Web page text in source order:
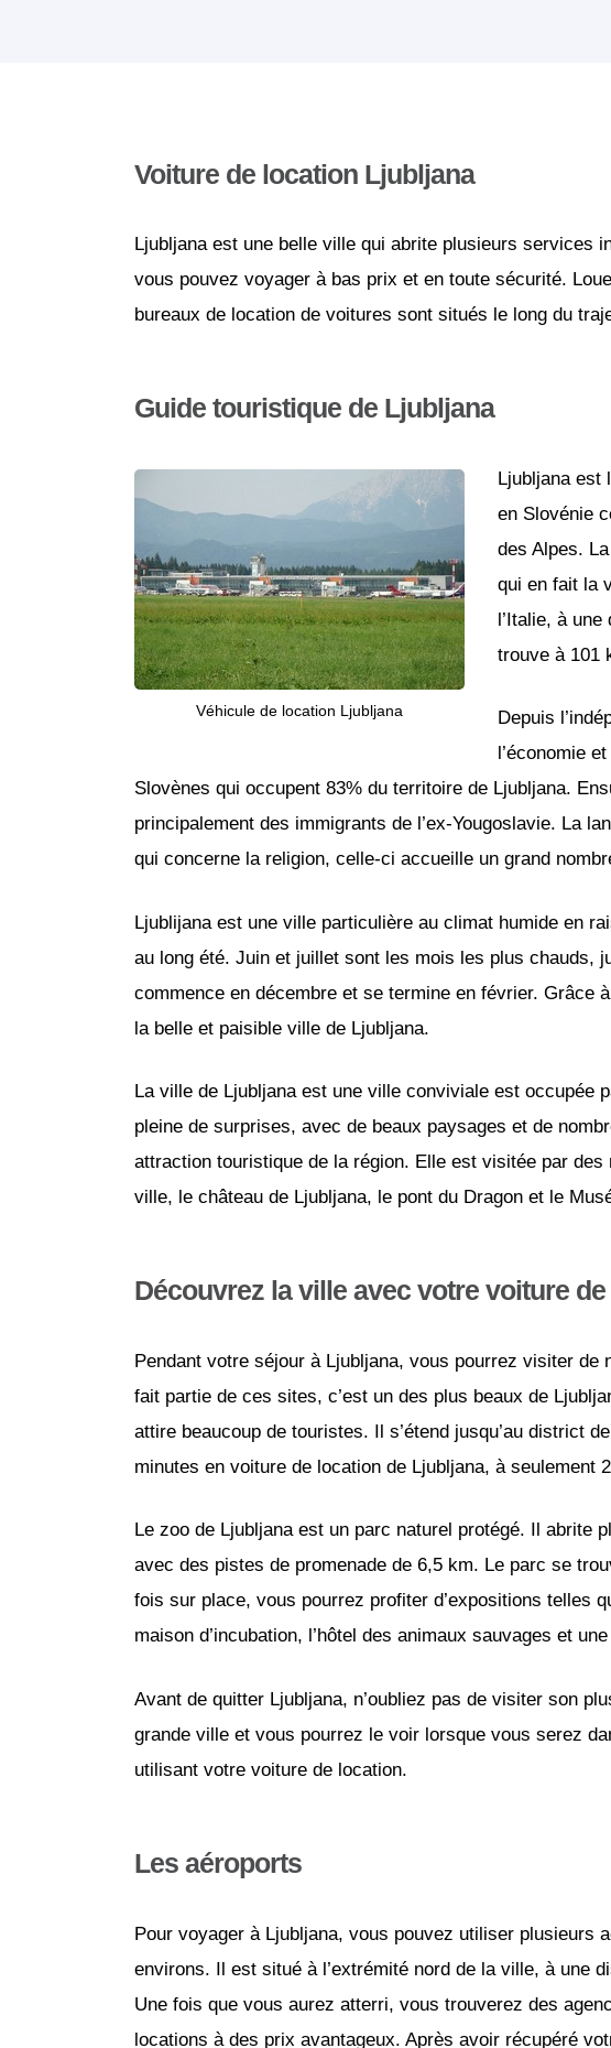
Voiture de location Ljubljana
Ljubljana est une belle ville qui abrite plusieurs services
vous pouvez voyager à bas prix et en toute sécurité.
bureaux de location de voitures sont situés le long du
Guide touristique de Ljubljana
Véhicule de location Ljubljana
Ljubljana est
en Slovénie
des Alpes.
qui en fait la
l’Italie, à
trouve à 101
Depuis
l’économie
Slovènes qui occupent 83% du territoire de Ljubljana.
principalement des immigrants de l’ex-Yougoslavie. La
qui concerne la religion, celle-ci accueille un grand
Ljublijana est une ville particulière au climat humide en
au long été. Juin et juillet sont les mois les plus chauds,
commence en décembre et se termine en février.
la belle et paisible ville de Ljubljana.
La ville de Ljubljana est une ville conviviale est occupée
pleine de surprises, avec de beaux paysages et de
attraction touristique de la région. Elle est visitée par
ville, le château de Ljubljana, le pont du Dragon et le
Découvrez la ville avec votre voiture
Pendant votre séjour à Ljubljana, vous pourrez visiter
fait partie de ces sites, c’est un des plus beaux de
attire beaucoup de touristes. Il s’étend jusqu’au district
minutes en voiture de location de Ljubljana, à seulement
Le zoo de Ljubljana est un parc naturel protégé. Il abrite
avec des pistes de promenade de 6,5 km. Le parc se
fois sur place, vous pourrez profiter d’expositions telles
maison d’incubation, l’hôtel des animaux sauvages et une
Avant de quitter Ljubljana, n’oubliez pas de visiter son
grande ville et vous pourrez le voir lorsque vous serez
utilisant votre voiture de location.
Les aéroports
Pour voyager à Ljubljana, vous pouvez utiliser plusieurs
environs. Il est situé à l’extrémité nord de la ville, à une
Une fois que vous aurez atterri, vous trouverez des
locations à des prix avantageux. Après avoir récupéré